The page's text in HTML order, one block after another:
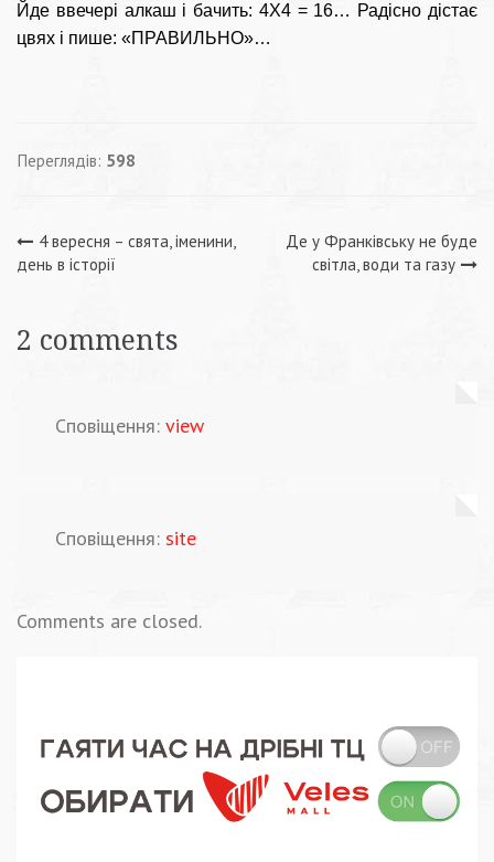
Йде ввечері алкаш і бачить: 4Х4 = 16… Радісно дістає
цвях і пише: «ПРАВИЛЬНО»…
Переглядів: 598
Навігація
4 вересня – свята, іменини,
день в історії
Де у Франківську не буде
світла, води та газу
2 comments
Сповіщення: view
Сповіщення: site
Comments are closed.